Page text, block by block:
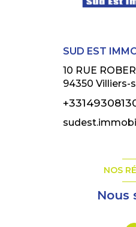
SUD EST
10 RUE
94350 Villiers-
NOS
Nous